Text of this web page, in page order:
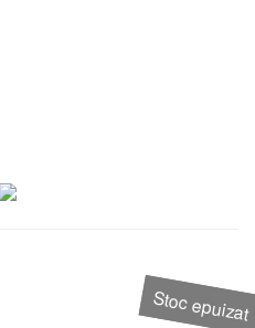
Stoc epuizat
Stoc epuizat